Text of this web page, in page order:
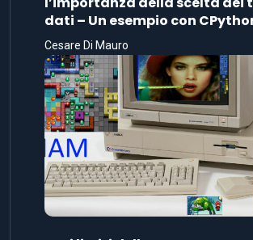
dati – Un esempio con
Cesare Di Mauro